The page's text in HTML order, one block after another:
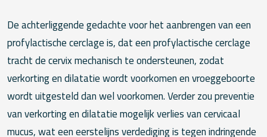
De achterliggende gedachte voor het aanbrengen van een
profylactische cerclage is, dat een profylactische cerclage
tracht de cervix mechanisch te ondersteunen, zodat
verkorting en dilatatie wordt voorkomen en vroeggeboorte
wordt uitgesteld dan wel voorkomen. Verder zou preventie
van verkorting en dilatatie mogelijk verlies van cervicaal
mucus, wat een eerstelijns verdediging is tegen indringende